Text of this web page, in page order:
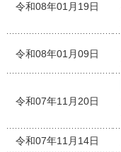
令和08年01月19日
令和08年01月09日
令和07年11月20日
令和07年11月14日